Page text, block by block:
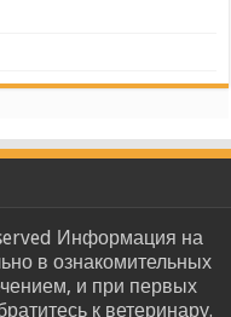
Информация на
в ознакомительных
и при первых
к ветеринару.